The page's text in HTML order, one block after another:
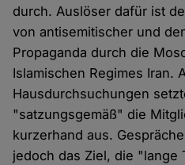
durch. Auslöser dafür ist
von antisemitischer und
Propaganda durch die
Islamischen Regimes Iran.
Hausdurchsuchungen
"satzungsgemäß" die
kurzerhand aus.
jedoch das Ziel, die "lange